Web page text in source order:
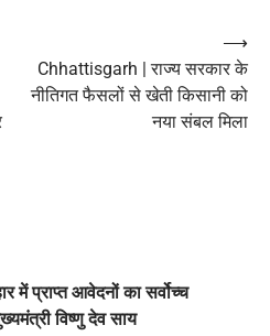
Chhattisgarh | राज्य सरकार के
नीतिगत फैसलों से खेती किसानी को
नया संबल मिला
⟶
प्राप्त आवेदनों का सर्वोच्च
विष्णु देव साय